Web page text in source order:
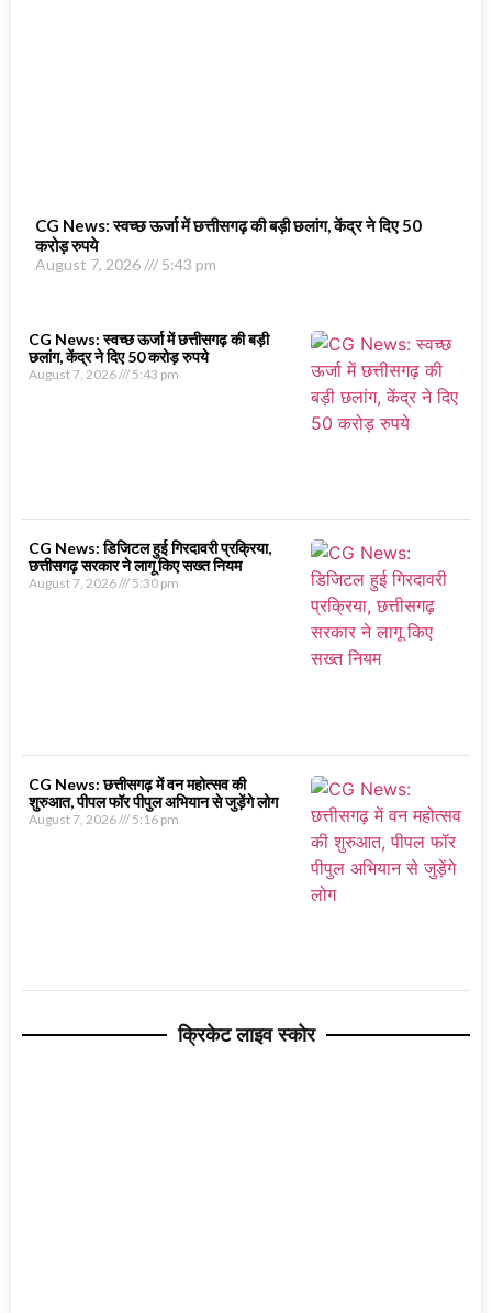
CG News: स्वच्छ ऊर्जा में छत्तीसगढ़ की बड़ी छलांग, केंद्र ने दिए 50
करोड़ रुपये
August 7, 2026 5:43 pm
CG News: स्वच्छ ऊर्जा में छत्तीसगढ़ की बड़ी
छलांग, केंद्र ने दिए 50 करोड़ रुपये
August 7, 2026 5:43 pm
CG News: डिजिटल हुई गिरदावरी प्रक्रिया,
छत्तीसगढ़ सरकार ने लागू किए सख्त नियम
August 7, 2026 5:30 pm
CG News: छत्तीसगढ़ में वन महोत्सव की
शुरुआत, पीपल फॉर पीपुल अभियान से जुड़ेंगे लोग
August 7, 2026 5:16 pm
क्रिकेट लाइव स्कोर